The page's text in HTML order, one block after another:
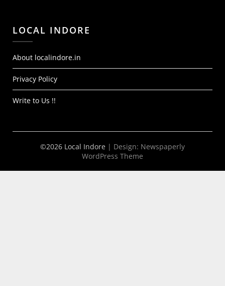
LOCAL INDORE
About localindore.in
Privacy Policy
Write to Us !!
©2026 Local Indore | Design: Newspaperly
WordPress Theme